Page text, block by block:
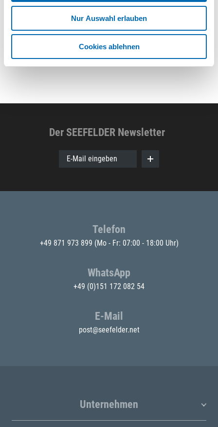
Nur Auswahl erlauben
Cookies ablehnen
Der SEEFELDER Newsletter
E-Mail eingeben
Telefon
+49 871 973 899 (Mo - Fr: 07:00 - 18:00 Uhr)
WhatsApp
+49 (0)151 172 082 54
E-Mail
post@seefelder.net
Unternehmen